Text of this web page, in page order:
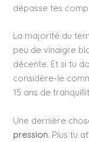
dépasse tes
La majorité du
peu de vinaigre
décente. Et si tu
considère-le
15 ans de
Une dernière
pression. Plus tu